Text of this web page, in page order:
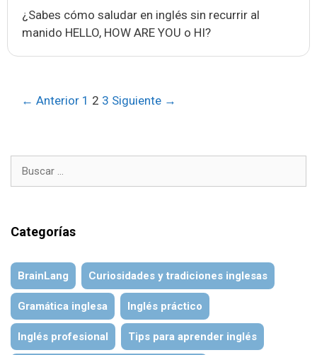
¿Sabes cómo saludar en inglés sin recurrir al
manido HELLO, HOW ARE YOU o HI?
Navegación
← Anterior 1 2 3 Siguiente →
Categorías
BrainLang Curiosidades y tradiciones inglesas
Gramática inglesa Inglés práctico
Inglés profesional Tips para aprender inglés